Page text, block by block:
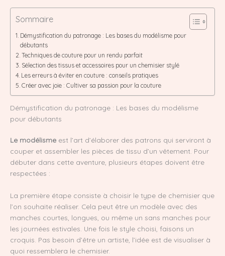
Sommaire
Démystification du patronage : Les bases du modélisme pour
débutants
Techniques de couture pour un rendu parfait
Sélection des tissus et accessoires pour un chemisier stylé
Les erreurs à éviter en couture : conseils pratiques
Créer avec joie : Cultiver sa passion pour la couture
Démystification du patronage : Les bases du modélisme
pour débutants
Le modélisme est l’art d’élaborer des patrons qui serviront à
couper et assembler les pièces de tissu d’un vêtement. Pour
débuter dans cette aventure, plusieurs étapes doivent être
respectées :
La première étape consiste à choisir le type de chemisier que
l’on souhaite réaliser. Cela peut être un modèle avec des
manches courtes, longues, ou même un sans manches pour
les journées estivales. Une fois le style choisi, faisons un
croquis. Pas besoin d’être un artiste, l’idée est de visualiser à
quoi ressemblera le chemisier.